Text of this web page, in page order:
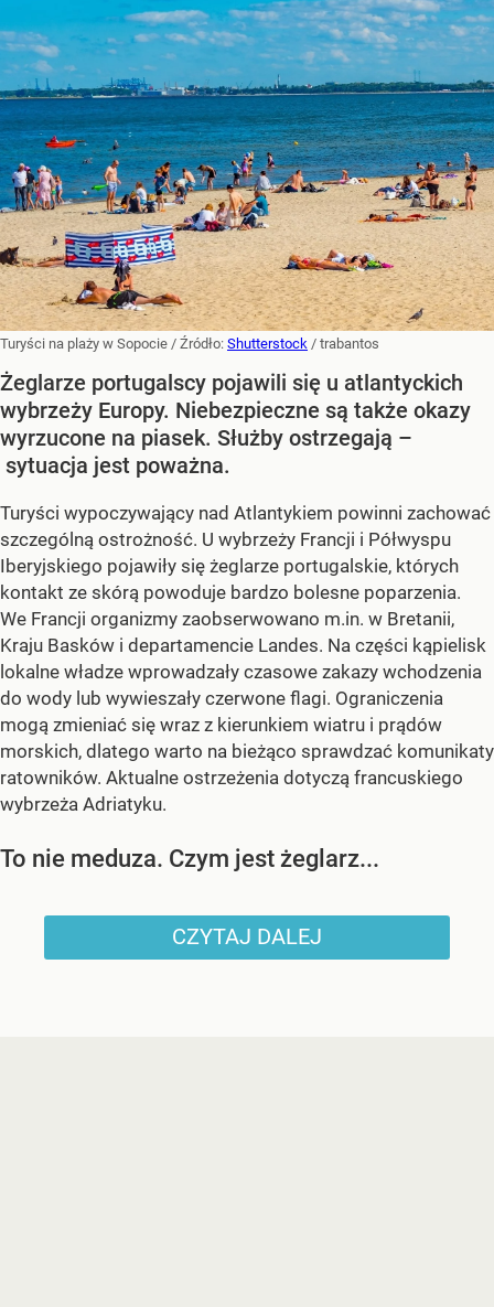
Turyści na plaży w Sopocie / Źródło: Shutterstock / trabantos
Żeglarze portugalscy pojawili się u atlantyckich
wybrzeży Europy. Niebezpieczne są także okazy
wyrzucone na piasek. Służby ostrzegają –
sytuacja jest poważna.
Turyści wypoczywający nad Atlantykiem powinni zachować
szczególną ostrożność. U wybrzeży Francji i Półwyspu
Iberyjskiego pojawiły się żeglarze portugalskie, których
kontakt ze skórą powoduje bardzo bolesne poparzenia.
We Francji organizmy zaobserwowano m.in. w Bretanii,
Kraju Basków i departamencie Landes. Na części kąpielisk
lokalne władze wprowadzały czasowe zakazy wchodzenia
do wody lub wywieszały czerwone flagi. Ograniczenia
mogą zmieniać się wraz z kierunkiem wiatru i prądów
morskich, dlatego warto na bieżąco sprawdzać komunikaty
ratowników. Aktualne ostrzeżenia dotyczą francuskiego
wybrzeża Adriatyku.
To nie meduza. Czym jest żeglarz...
CZYTAJ DALEJ